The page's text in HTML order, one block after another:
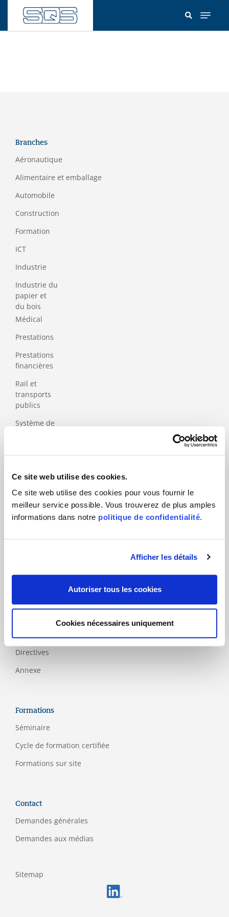
Ce site web utilise des cookies.
Ce site web utilise des cookies pour vous fournir le
meilleur service possible. Vous trouverez de plus amples
informations dans notre politique de confidentialité.
Afficher les détails
Autoriser tous les cookies
Cookies nécessaires uniquement
contenu
Branches
Aéronautique
Alimentaire et emballage
Automobile
Construction
Formation
ICT
Industrie
Industrie du
papier et
du bois
Médical
Prestations
Prestations
financières
Rail et
transports
publics
Système de
Produits
Normes
Spécifiques
Labels
Directives
Annexe
Formations
Séminaire
Cycle de formation certifiée
Formations sur site
Contact
Demandes générales
Demandes aux médias
Sitemap